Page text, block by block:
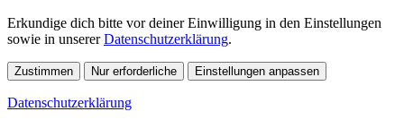
Erkundige dich bitte vor deiner Einwilligung in den Einstellungen
sowie in unsererDatenschutzerklärung.
Zustimmen Nur erforderliche Einstellungen anpassen
Datenschutzerklärung